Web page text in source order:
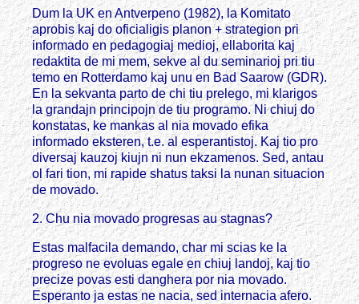
Dum la UK en Antverpeno (1982), la Komitato
aprobis kaj do oficialigis planon + strategion pri
informado en pedagogiaj medioj, ellaborita kaj
redaktita de mi mem, sekve al du seminarioj pri tiu
temo en Rotterdamo kaj unu en Bad Saarow (GDR).
En la sekvanta parto de chi tiu prelego, mi klarigos
la grandajn principojn de tiu programo. Ni chiuj do
konstatas, ke mankas al nia movado efika
informado eksteren, t.e. al esperantistoj. Kaj tio pro
diversaj kauzoj kiujn ni nun ekzamenos. Sed, antau
ol fari tion, mi rapide shatus taksi la nunan situacion
de movado.
2. Chu nia movado progresas au stagnas?
Estas malfacila demando, char mi scias ke la
progreso ne evoluas egale en chiuj landoj, kaj tio
precize povas esti danghera por nia movado.
Esperanto ja estas ne nacia, sed internacia afero.